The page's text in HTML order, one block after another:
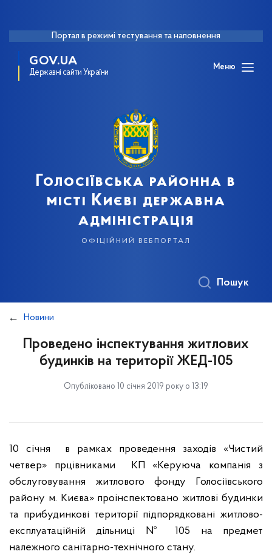
Портал в режимі тестування та наповнення
GOV.UA
Державні сайти України
Меню
Голосіївська районна в
місті Києві державна
адміністрація
офіційний вебпортал
Пошук
Новини
Проведено інспектування житлових
будинків на території ЖЕД-105
Опубліковано 10 січня 2019 року о 13:19
10 січня в рамках проведення заходів «Чистий
четвер» прцівниками КП «Керуюча компанія з
обслуговування житлового фонду Голосіївського
району м. Києва» проінспектовано житлові будинки
та прибудинкові території підпорядковані житлово-
експлуатаційній дільниці № 105 на предмет
належного санітарно-технічного стану.